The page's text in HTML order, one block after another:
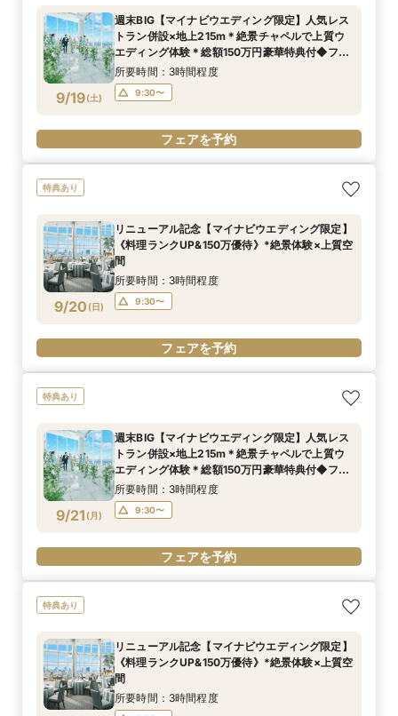
9/19(土)
週末BIG【マイナビウエディング限定】人気レス
トラン併設×地上215m＊絶景チャペルで上質ウ
エディング体験＊総額150万円豪華特典付◆フェ
ア
所要時間：3時間程度
9:30〜
フェアを予約
特典あり
9/20 (日)
リニューアル記念【マイナビウエディング限定】
《料理ランクUP&150万優待》*絶景体験×上質空
間
所要時間：3時間程度
9:30〜
フェアを予約
特典あり
9/21 (月)
週末BIG【マイナビウエディング限定】人気レス
トラン併設×地上215m＊絶景チャペルで上質ウ
エディング体験＊総額150万円豪華特典付◆フェ
ア
所要時間：3時間程度
9:30〜
フェアを予約
特典あり
リニューアル記念【マイナビウエディング限定】
《料理ランクUP&150万優待》*絶景体験×上質空
間
所要時間：3時間程度